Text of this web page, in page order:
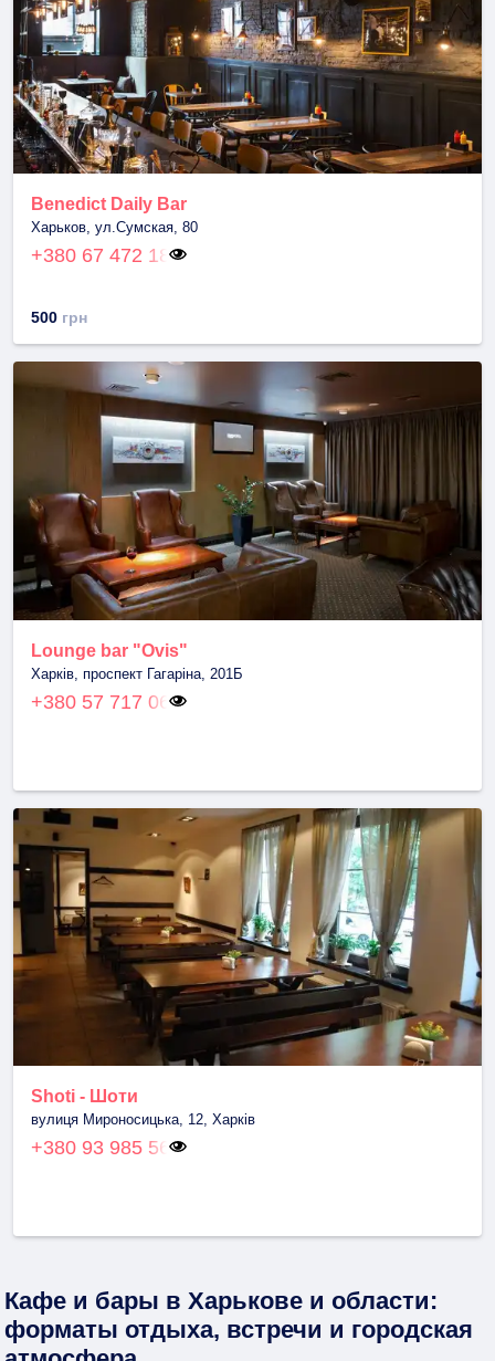
Benedict Daily Bar
Харьков, ул.Сумская, 80
+380 67 472 18
500 грн
Lounge bar "Ovis"
Харків, проспект Гагаріна, 201Б
+380 57 717 06
Shoti - Шоти
вулиця Мироносицька, 12, Харків
+380 93 985 56
Кафе и бары в Харькове и области:
форматы отдыха, встречи и городская